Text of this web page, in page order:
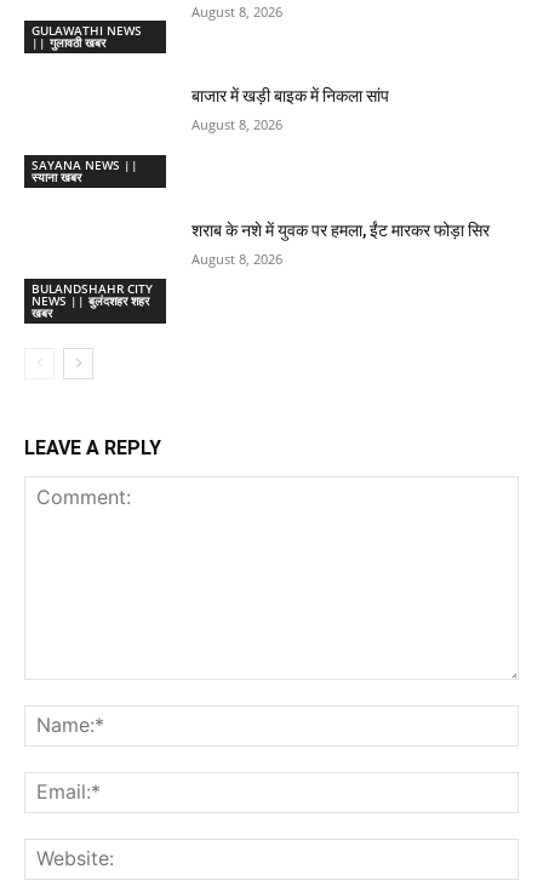
GULAWATHI NEWS
|| गुलावठी खबर
August 8, 2026
SAYANA NEWS ||
स्याना खबर
बाजार में खड़ी बाइक में निकला सांप
August 8, 2026
BULANDSHAHR CITY
NEWS || बुलंदशहर शहर
खबर
शराब के नशे में युवक पर हमला, ईंट मारकर फोड़ा सिर
August 8, 2026
LEAVE A REPLY